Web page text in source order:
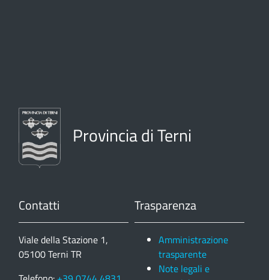
Provincia di Terni
Contatti
Viale della Stazione 1,
05100 Terni TR
Trasparenza
Amministrazione
trasparente
Note legali e